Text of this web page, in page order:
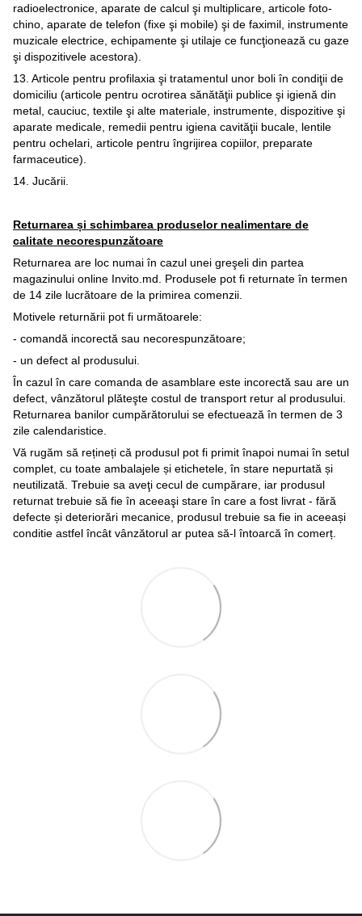
radioelectronice, aparate de calcul şi multiplicare, articole foto-
chino, aparate de telefon (fixe şi mobile) şi de faximil, instrumente
muzicale electrice, echipamente şi utilaje ce funcţionează cu gaze
şi dispozitivele acestora).
13. Articole pentru profilaxia şi tratamentul unor boli în condiţii de
domiciliu (articole pentru ocrotirea sănătăţii publice şi igienă din
metal, cauciuc, textile şi alte materiale, instrumente, dispozitive şi
aparate medicale, remedii pentru igiena cavităţii bucale, lentile
pentru ochelari, articole pentru îngrijirea copiilor, preparate
farmaceutice).
14. Jucării.
Returnarea și schimbarea produselor nealimentare de
calitate necorespunzătoare
Returnarea are loc numai în cazul unei greşeli din partea
magazinului online Invito.md. Produsele pot fi returnate în termen
de 14 zile lucrătoare de la primirea comenzii.
Motivele returnării pot fi următoarele:
- comandă incorectă sau necorespunzătoare;
- un defect al produsului.
În cazul în care comanda de asamblare este incorectă sau are un
defect, vânzătorul plăteşte costul de transport retur al produsului.
Returnarea banilor cumpărătorului se efectuează în termen de 3
zile calendaristice.
Vă rugăm să rețineți că produsul pot fi primit înapoi numai în setul
complet, cu toate ambalajele și etichetele, în stare nepurtată și
neutilizată. Trebuie sa aveţi cecul de cumpărare, iar produsul
returnat trebuie să fie în aceeaşi stare în care a fost livrat - fără
defecte și deteriorări mecanice, produsul trebuie sa fie in aceeași
conditie astfel încât vânzătorul ar putea să-l întoarcă în comerț.